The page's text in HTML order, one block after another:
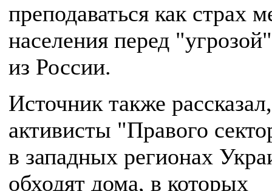
преподаваться как страх
населения перед "угрозой"
из России.
Источник также
активисты "Правого
в западных регионах
обходят дома, в которых